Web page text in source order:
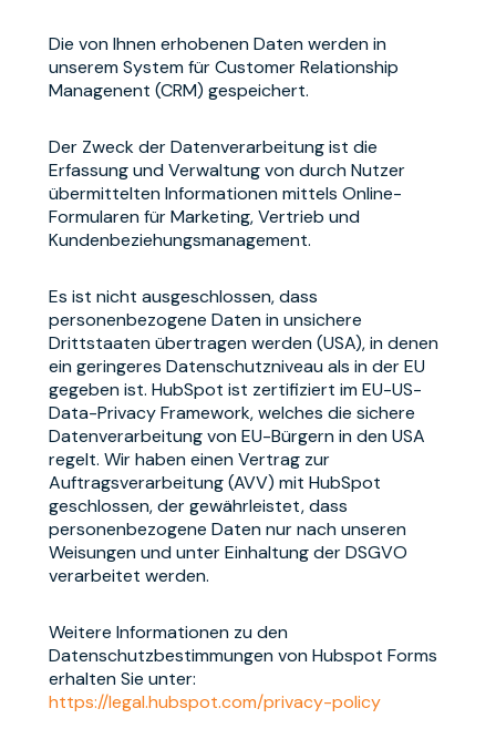
Die von Ihnen erhobenen Daten werden in
unserem System für Customer Relationship
Managenent (CRM) gespeichert.
Der Zweck der Datenverarbeitung ist die
Erfassung und Verwaltung von durch Nutzer
übermittelten Informationen mittels Online-
Formularen für Marketing, Vertrieb und
Kundenbeziehungsmanagement.
Es ist nicht ausgeschlossen, dass
personenbezogene Daten in unsichere
Drittstaaten übertragen werden (USA), in denen
ein geringeres Datenschutzniveau als in der EU
gegeben ist. HubSpot ist zertifiziert im EU-US-
Data-Privacy Framework, welches die sichere
Datenverarbeitung von EU-Bürgern in den USA
regelt. Wir haben einen Vertrag zur
Auftragsverarbeitung (AVV) mit HubSpot
geschlossen, der gewährleistet, dass
personenbezogene Daten nur nach unseren
Weisungen und unter Einhaltung der DSGVO
verarbeitet werden.
Weitere Informationen zu den
Datenschutzbestimmungen von Hubspot Forms
erhalten Sie unter:
https://legal.hubspot.com/privacy-policy